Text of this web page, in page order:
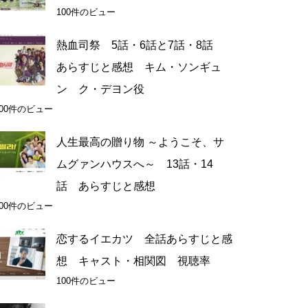
100件のビュー
熱血司祭 5話・6話と7話・8話
あらすじと感想 キム・ソンギュ
ン ク・デヨン役
件のビュー
人生最高の贈り物 ～ようこそ、サ
ムグァンハウスへ～ 13話・14
話 あらすじと感想
件のビュー
恋するイエカツ 全話あらすじと感
想 キャスト・相関図 視聴率
100件のビュー